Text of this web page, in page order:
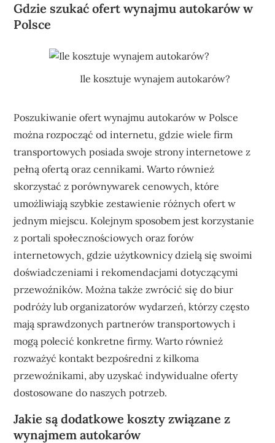
Gdzie szukać ofert wynajmu autokarów w
Polsce
Ile kosztuje wynajem autokarów?
Poszukiwanie ofert wynajmu autokarów w Polsce
można rozpocząć od internetu, gdzie wiele firm
transportowych posiada swoje strony internetowe z
pełną ofertą oraz cennikami. Warto również
skorzystać z porównywarek cenowych, które
umożliwiają szybkie zestawienie różnych ofert w
jednym miejscu. Kolejnym sposobem jest korzystanie
z portali społecznościowych oraz forów
internetowych, gdzie użytkownicy dzielą się swoimi
doświadczeniami i rekomendacjami dotyczącymi
przewoźników. Można także zwrócić się do biur
podróży lub organizatorów wydarzeń, którzy często
mają sprawdzonych partnerów transportowych i
mogą polecić konkretne firmy. Warto również
rozważyć kontakt bezpośredni z kilkoma
przewoźnikami, aby uzyskać indywidualne oferty
dostosowane do naszych potrzeb.
Jakie są dodatkowe koszty związane z
wynajmem autokarów